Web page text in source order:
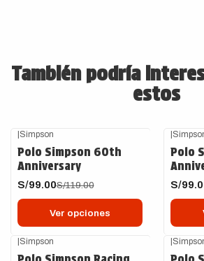
También podría
estos
|Simpson
Polo Simpson 60th
Anniversary
S/99.00S/119.00
Ver opciones
|
Polo
S/
|Simpson |